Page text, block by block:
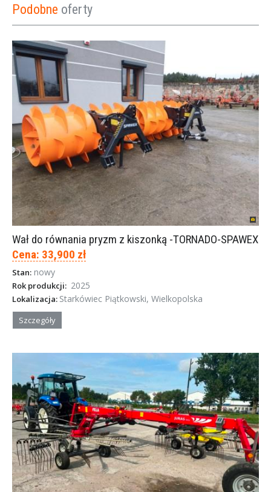
Podobne oferty
Wał do równania pryzm z kiszonką -TORNADO-SPAWEX
Cena: 33,900 zł
Stan: nowy
Rok produkcji: 2025
Lokalizacja: Starkówiec Piątkowski, Wielkopolska
Szczegóły